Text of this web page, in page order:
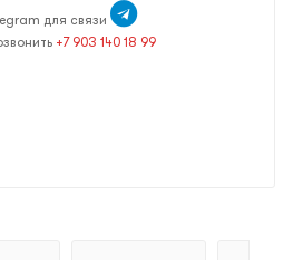
для связи
+7 903 140 18 99